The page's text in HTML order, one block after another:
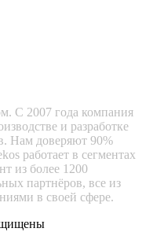
С 2007 года компания
и разработке
Нам доверяют 90%
работает в сегментах
из более 1200
партнёров, все из
в своей сфере.